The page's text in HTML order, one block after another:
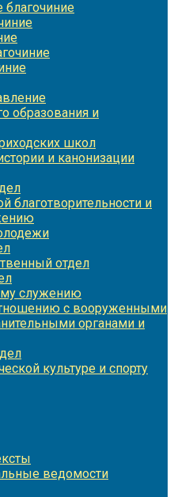
благочиние
образования и
школ
и канонизации
благотворительности и
отдел
служению
с вооруженными
органами и
культуре и спорту
ведомости